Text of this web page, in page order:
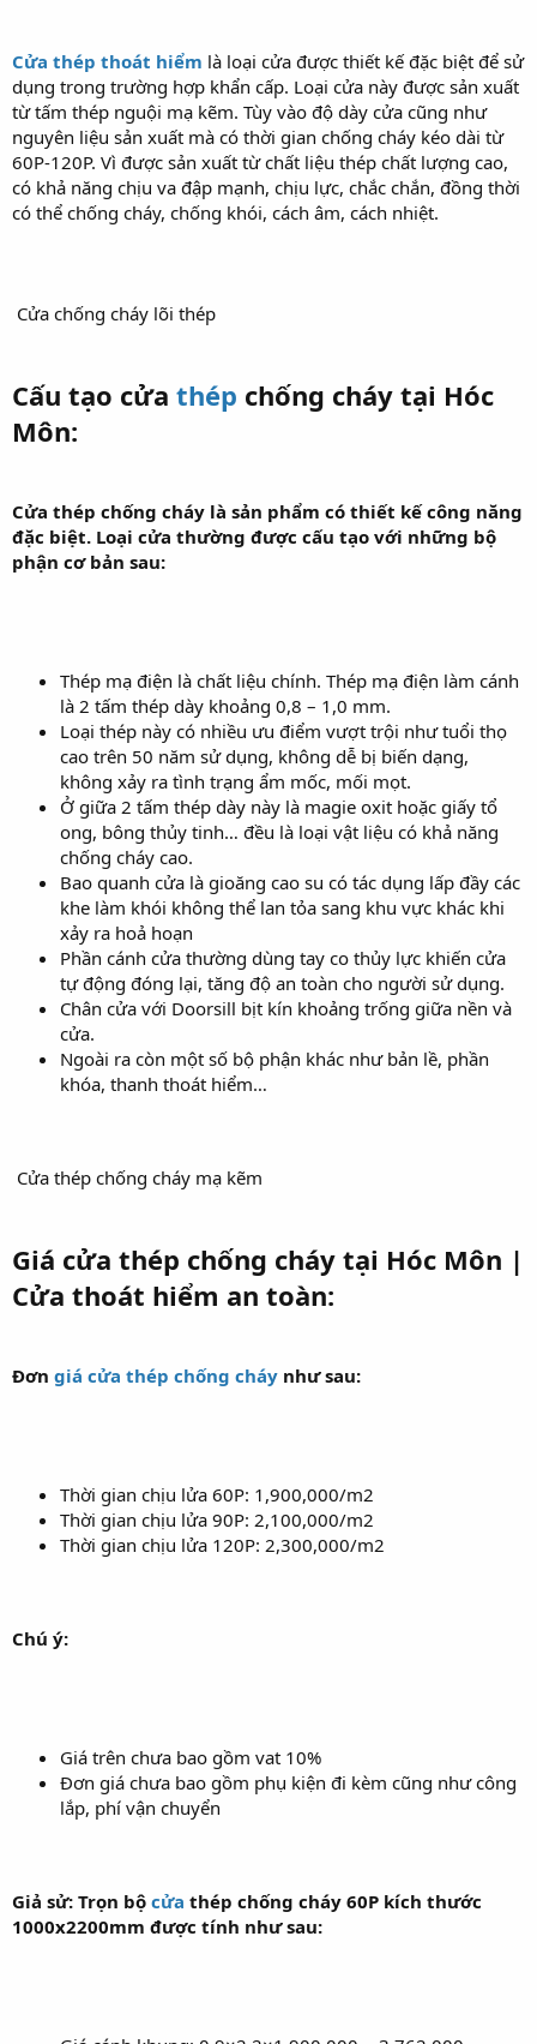
Cửa thép thoát hiểm là loại cửa được thiết kế đặc biệt để sử
dụng trong trường hợp khẩn cấp. Loại cửa này được sản xuất
từ tấm thép nguội mạ kẽm. Tùy vào độ dày cửa cũng như
nguyên liệu sản xuất mà có thời gian chống cháy kéo dài từ
60P-120P. Vì được sản xuất từ chất liệu thép chất lượng cao,
có khả năng chịu va đập mạnh, chịu lực, chắc chắn, đồng thời
có thể chống cháy, chống khói, cách âm, cách nhiệt.
Cửa chống cháy lõi thép
Cấu tạo cửa thép chống cháy tại Hóc
Môn:
Cửa thép chống cháy là sản phẩm có thiết kế công năng
đặc biệt. Loại cửa thường được cấu tạo với những bộ
phận cơ bản sau:
Thép mạ điện là chất liệu chính. Thép mạ điện làm cánh
là 2 tấm thép dày khoảng 0,8 – 1,0 mm.
Loại thép này có nhiều ưu điểm vượt trội như tuổi thọ
cao trên 50 năm sử dụng, không dễ bị biến dạng,
không xảy ra tình trạng ẩm mốc, mối mọt.
Ở giữa 2 tấm thép dày này là magie oxit hoặc giấy tổ
ong, bông thủy tinh… đều là loại vật liệu có khả năng
chống cháy cao.
Bao quanh cửa là gioăng cao su có tác dụng lấp đầy các
khe làm khói không thể lan tỏa sang khu vực khác khi
xảy ra hoả hoạn
Phần cánh cửa thường dùng tay co thủy lực khiến cửa
tự động đóng lại, tăng độ an toàn cho người sử dụng.
Chân cửa với Doorsill bịt kín khoảng trống giữa nền và
cửa.
Ngoài ra còn một số bộ phận khác như bản lề, phần
khóa, thanh thoát hiểm…
Cửa thép chống cháy mạ kẽm
Giá cửa thép chống cháy tại Hóc Môn |
Cửa thoát hiểm an toàn:
Đơn giá cửa thép chống cháy như sau:
Thời gian chịu lửa 60P: 1,900,000/m2
Thời gian chịu lửa 90P: 2,100,000/m2
Thời gian chịu lửa 120P: 2,300,000/m2
Chú ý:
Giá trên chưa bao gồm vat 10%
Đơn giá chưa bao gồm phụ kiện đi kèm cũng như công
lắp, phí vận chuyển
Giả sử: Trọn bộ cửa thép chống cháy 60P kích thước
1000x2200mm được tính như sau: